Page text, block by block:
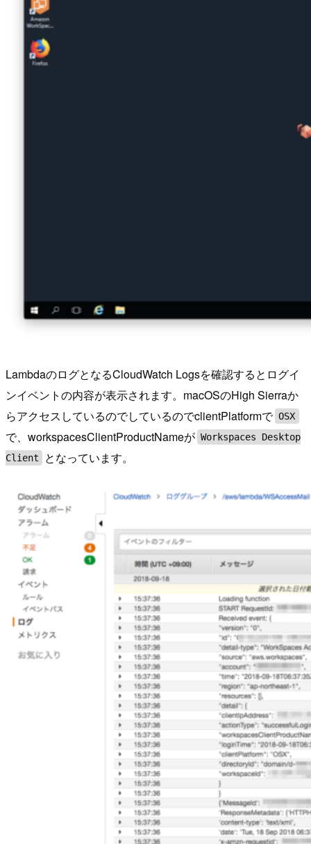
LambdaのログとなるCloudWatch Logsを確認するとログイ
ンイベントの内容が表示されます。macOSのHigh Sierraか
らアクセスしているのでしているのでclientPlatformで OSX
で、workspacesClientProductNameが Workspaces Desktop
Client
となっています。